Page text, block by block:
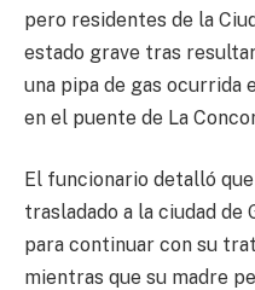
pero residentes de la
estado grave tras
una pipa de gas ocurrida
en el puente de La
El funcionario detalló
trasladado a la ciudad de
para continuar con su
mientras que su madre